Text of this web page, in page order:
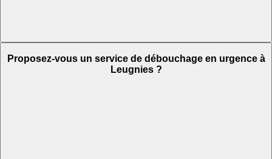
Proposez-vous un service de débouchage en urgence à
Leugnies ?